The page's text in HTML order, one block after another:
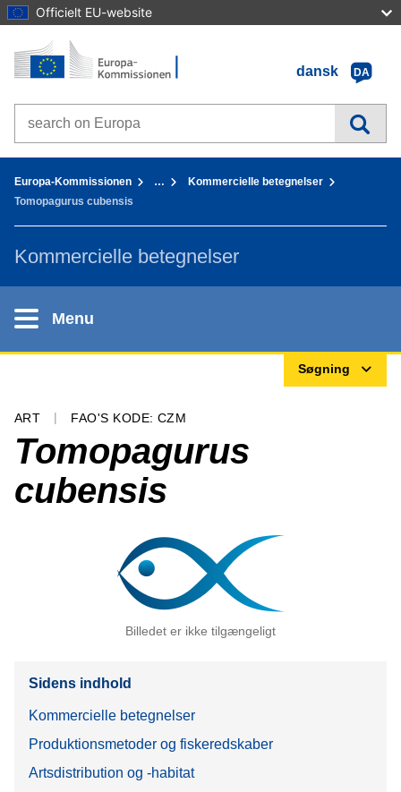
Officielt EU-website
Gå til indhold
Forside - Europa-Kommissionen
dansk
DA
Search on Europa websites
Europa-Kommissionen …
Kommercielle betegnelser
Tomopagurus cubensis
Kommercielle betegnelser
Menu
Søgning
ART FAO'S KODE: CZM
Tomopagurus
cubensis
Billedet er ikke tilgængeligt
Sidens indhold
Kommercielle betegnelser
Produktionsmetoder og fiskeredskaber
Artsdistribution og -habitat